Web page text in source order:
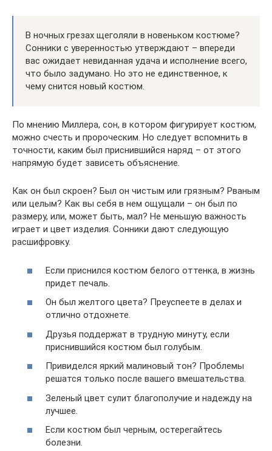
В ночных грезах щеголяли в новеньком костюме?
Сонники с уверенностью утверждают – впереди
вас ожидает невиданная удача и исполнение всего,
что было задумано. Но это не единственное, к
чему снится новый костюм.
По мнению Миллера, сон, в котором фигурирует костюм,
можно счесть и пророческим. Но следует вспомнить в
точности, каким был приснившийся наряд – от этого
напрямую будет зависеть объяснение.
Как он был скроен? Был он чистым или грязным? Рваным
или целым? Как вы себя в нем ощущали – он был по
размеру, или, может быть, мал? Не меньшую важность
играет и цвет изделия. Сонники дают следующую
расшифровку.
Если приснился костюм белого оттенка, в жизнь
придет печаль.
Он был желтого цвета? Преуспеете в делах и
отлично отдохнете.
Друзья поддержат в трудную минуту, если
приснившийся костюм был голубым.
Привиделся яркий малиновый тон? Проблемы
решатся только после вашего вмешательства.
Зеленый цвет сулит благополучие и надежду на
лучшее.
Если костюм был черным, остерегайтесь
болезни.